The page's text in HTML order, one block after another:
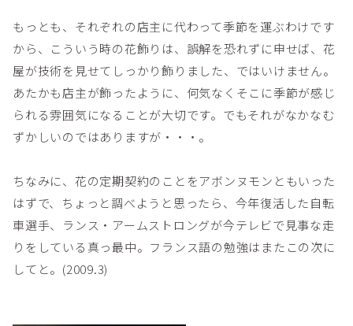
もっとも、それぞれの店主に代わって季節を運ぶわけです
から、こういう時の花飾りは、誤解を恐れずに申せば、花
屋が技術を見せてしっかり飾りました、ではいけません。
あたかも店主が飾ったように、何気なくそこに季節が感じ
られる雰囲気になることが大切です。でもそれがなかなむ
ずかしいのではありますが・・・。
ちなみに、花の定期契約のことをアボンヌモンともいった
はずで、ちょっと調べようと思ったら、今年復活した自転
車選手、ランス・アームストロングが今テレビで見事な走
りをしている真っ最中。フランス語の勉強はまたこの次に
してと。(2009.3)